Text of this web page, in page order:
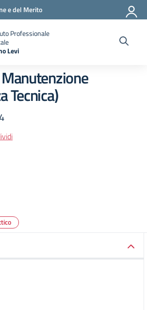
e del Merito
Professionale
Levi
Manutenzione
Tecnica)